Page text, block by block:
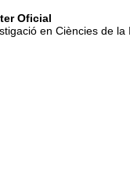
Oficial
en Ciències de